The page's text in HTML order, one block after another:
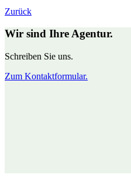
Zurück
Wir sind Ihre Agentur.
Schreiben Sie uns.
Zum Kontaktformular.